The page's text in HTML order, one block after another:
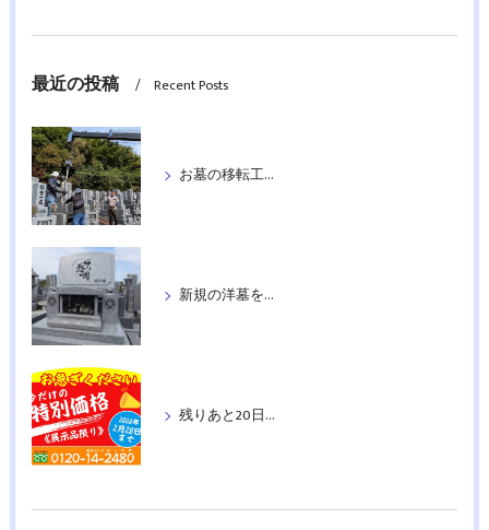
最近の投稿 Recent Posts
お墓の移転工事を行いました
新規の洋墓を据付工事いたしました
残りあと20日！特別価格の墓石：洋墓５基＆和墓２基紹介《２月２８日まで》